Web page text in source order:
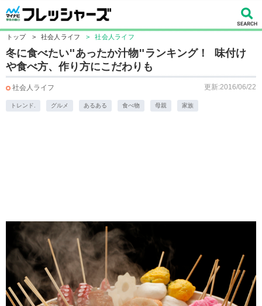
トップ > 社会人ライフ > 社会人ライフ
冬に食べたい"あったか汁物"ランキング！ 味付け
や食べ方、作り方にこだわりも
社会人ライフ 更新:2016/06/22
トレンド. グルメ あるある 食べ物 母親 家族